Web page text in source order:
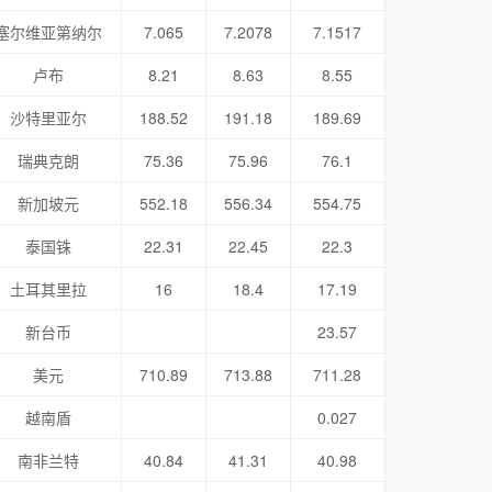
尔维亚第纳尔 7.065 7.2078
7.1517
卢布
8.21 8.63
8.55
沙特里亚尔
188.52 191.18
189.69
瑞典克朗
75.36 75.96
76.1
新加坡元
552.18 556.34
554.75
泰国铢
22.31 22.45
22.3
土耳其里拉
16 18.4
17.19
新台币
23.57
美元
710.89 713.88
711.28
越南盾
0.027
南非兰特
40.84 41.31 40.98